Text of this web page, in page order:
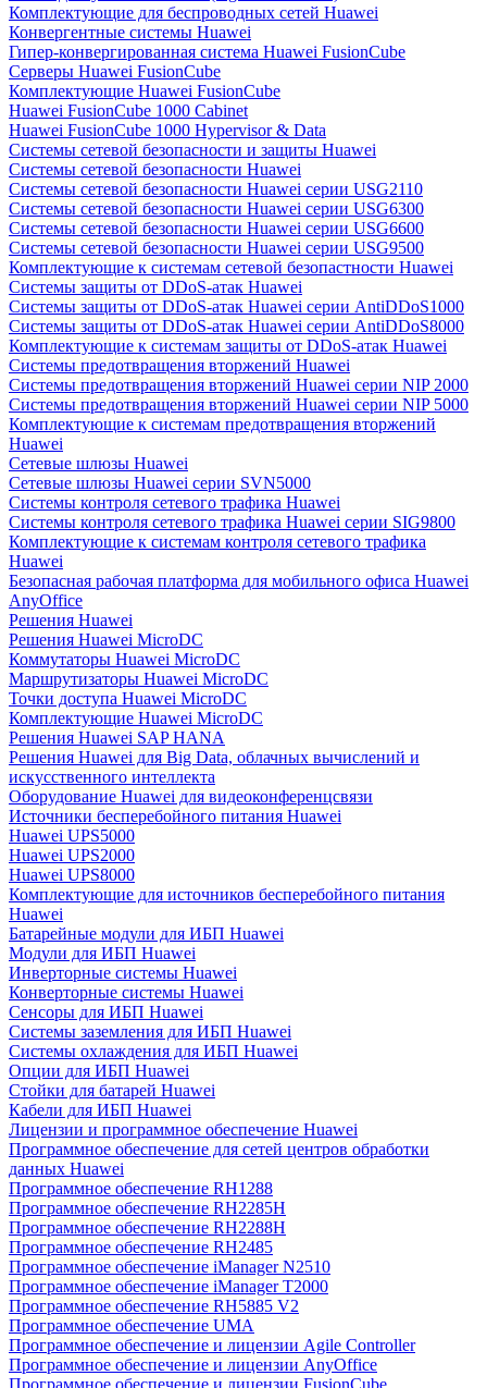
Комплектующие для беспроводных сетей Huawei
Конвергентные системы Huawei
Гипер-конвергированная система Huawei FusionCube
Серверы Huawei FusionCube
Комплектующие Huawei FusionCube
Huawei FusionCube 1000 Cabinet
Huawei FusionCube 1000 Hypervisor & Data
Системы сетевой безопасности и защиты Huawei
Системы сетевой безопасности Huawei
Системы сетевой безопасности Huawei серии USG2110
Системы сетевой безопасности Huawei серии USG6300
Системы сетевой безопасности Huawei серии USG6600
Системы сетевой безопасности Huawei серии USG9500
Комплектующие к системам сетевой безопастности Huawei
Системы защиты от DDoS-атак Huawei
Системы защиты от DDoS-атак Huawei серии AntiDDoS1000
Системы защиты от DDoS-атак Huawei серии AntiDDoS8000
Комплектующие к системам защиты от DDoS-атак Huawei
Системы предотвращения вторжений Huawei
Системы предотвращения вторжений Huawei серии NIP 2000
Системы предотвращения вторжений Huawei серии NIP 5000
Комплектующие к системам предотвращения вторжений
Huawei
Сетевые шлюзы Huawei
Сетевые шлюзы Huawei серии SVN5000
Системы контроля сетевого трафика Huawei
Системы контроля сетевого трафика Huawei серии SIG9800
Комплектующие к системам контроля сетевого трафика
Huawei
Безопасная рабочая платформа для мобильного офиса Huawei
AnyOffice
Решения Huawei
Решения Huawei MicroDC
Коммутаторы Huawei MicroDC
Маршрутизаторы Huawei MicroDC
Точки доступа Huawei MicroDC
Комплектующие Huawei MicroDC
Решения Huawei SAP HANA
Решения Huawei для Big Data, облачных вычислений и
искусственного интеллекта
Оборудование Huawei для видеоконференцсвязи
Источники бесперебойного питания Huawei
Huawei UPS5000
Huawei UPS2000
Huawei UPS8000
Комплектующие для источников бесперебойного питания
Huawei
Батарейные модули для ИБП Huawei
Модули для ИБП Huawei
Инверторные системы Huawei
Конверторные системы Huawei
Сенсоры для ИБП Huawei
Системы заземления для ИБП Huawei
Системы охлаждения для ИБП Huawei
Опции для ИБП Huawei
Стойки для батарей Huawei
Кабели для ИБП Huawei
Лицензии и программное обеспечение Huawei
Программное обеспечение для сетей центров обработки
данных Huawei
Программное обеспечение RH1288
Программное обеспечение RH2285H
Программное обеспечение RH2288H
Программное обеспечение RH2485
Программное обеспечение iManager N2510
Программное обеспечение iManager T2000
Программное обеспечение RH5885 V2
Программное обеспечение UMA
Программное обеспечение и лицензии Agile Controller
Программное обеспечение и лицензии AnyOffice
Программное обеспечение и лицензии FusionCube